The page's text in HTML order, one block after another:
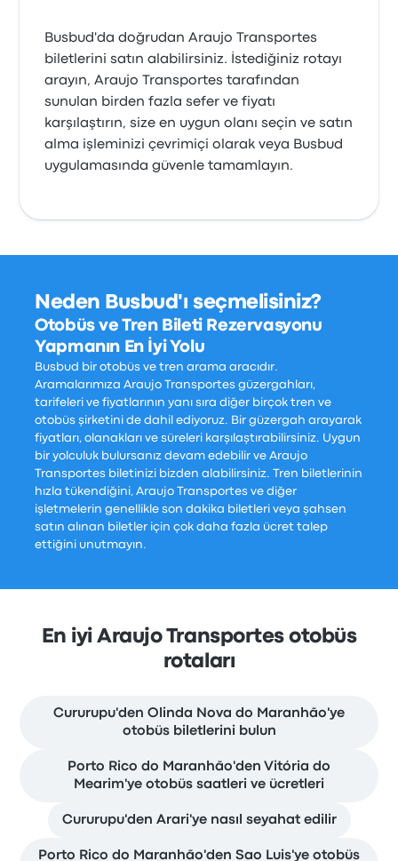
Busbud'da doğrudan Araujo Transportes
biletlerini satın alabilirsiniz. İstediğiniz rotayı
arayın, Araujo Transportes tarafından
sunulan birden fazla sefer ve fiyatı
karşılaştırın, size en uygun olanı seçin ve satın
alma işleminizi çevrimiçi olarak veya Busbud
uygulamasında güvenle tamamlayın.
Neden Busbud'ı seçmelisiniz?
Otobüs ve Tren Bileti Rezervasyonu
Yapmanın En İyi Yolu
Busbud bir otobüs ve tren arama aracıdır.
Aramalarımıza Araujo Transportes güzergahları,
tarifeleri ve fiyatlarının yanı sıra diğer birçok tren ve
otobüs şirketini de dahil ediyoruz. Bir güzergah arayarak
fiyatları, olanakları ve süreleri karşılaştırabilirsiniz. Uygun
bir yolculuk bulursanız devam edebilir ve Araujo
Transportes biletinizi bizden alabilirsiniz. Tren biletlerinin
hızla tükendiğini, Araujo Transportes ve diğer
işletmelerin genellikle son dakika biletleri veya şahsen
satın alınan biletler için çok daha fazla ücret talep
ettiğini unutmayın.
En iyi Araujo Transportes otobüs
rotaları
Cururupu'den Olinda Nova do Maranhão'ye
otobüs biletlerini bulun
Porto Rico do Maranhão'den Vitória do
Mearim'ye otobüs saatleri ve ücretleri
Cururupu'den Arari'ye nasıl seyahat edilir
Porto Rico do Maranhão'den Sao Luis'ye otobüs